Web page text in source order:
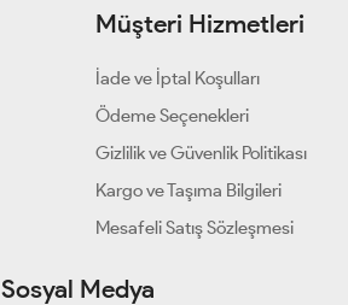
Müşteri Hizmetleri
İade ve İptal Koşulları
Ödeme Seçenekleri
Gizlilik ve Güvenlik Politikası
Kargo ve Taşıma Bilgileri
Mesafeli Satış Sözleşmesi
Sosyal Medya